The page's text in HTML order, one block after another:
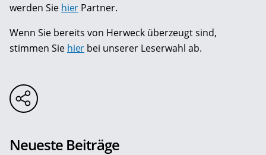
werden Sie hier Partner.
Wenn Sie bereits von Herweck überzeugt sind,
stimmen Sie hier bei unserer Leserwahl ab.
Neueste Beiträge